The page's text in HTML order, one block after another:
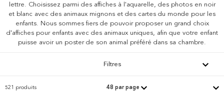
lettre. Choisissez parmi des affiches à l'aquarelle, des photos en noir
et blanc avec des animaux mignons et des cartes du monde pour les
enfants. Nous sommes fiers de pouvoir proposer un grand choix
d'affiches pour enfants avec des animaux uniques, afin que votre enfant
puisse avoir un poster de son animal préféré dans sa chambre.
Filtres
521 produits